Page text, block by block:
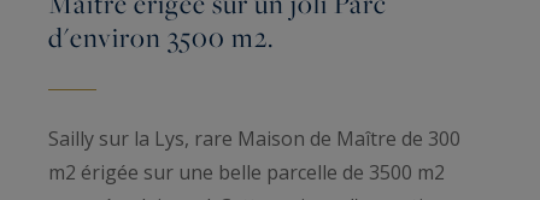
d'environ 3500 m2.
Sailly sur la Lys, rare Maison de Maître de 300
m2 érigée sur une belle parcelle de 3500 m2